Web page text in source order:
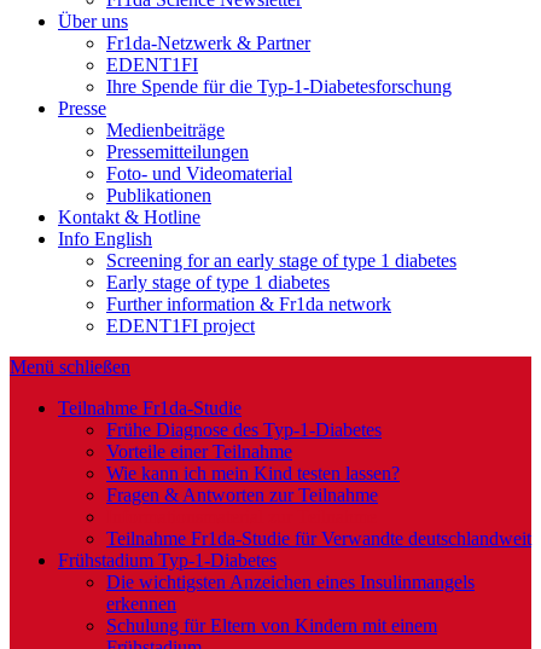
Über uns
Fr1da-Netzwerk & Partner
EDENT1FI
Ihre Spende für die Typ-1-Diabetesforschung
Presse
Medienbeiträge
Pressemitteilungen
Foto- und Videomaterial
Publikationen
Kontakt & Hotline
Info English
Screening for an early stage of type 1 diabetes
Early stage of type 1 diabetes
Further information & Fr1da network
EDENT1FI project
Menü schließen
Teilnahme Fr1da-Studie
Frühe Diagnose des Typ-1-Diabetes
Vorteile einer Teilnahme
Wie kann ich mein Kind testen lassen?
Fragen & Antworten zur Teilnahme
Teilnahme Fr1da-Studie für Verwandte deutschlandweit
Frühstadium Typ-1-Diabetes
Die wichtigsten Anzeichen eines Insulinmangels
erkennen
Schulung für Eltern von Kindern mit einem